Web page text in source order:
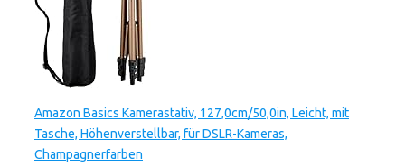
Amazon Basics Kamerastativ, 127,0cm/50,0in, Leicht, mit
Tasche, Höhenverstellbar, für DSLR-Kameras,
Champagnerfarben